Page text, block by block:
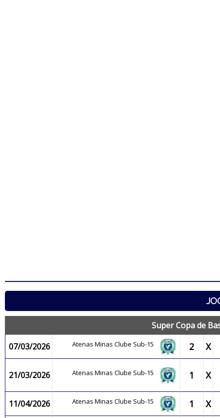
Super Copa de
07/03/2026
Atenas Minas Clube Sub-15 2 X
21/03/2026 Atenas Minas Clube Sub-15 1 X
11/04/2026 Atenas Minas Clube Sub-15 1 X